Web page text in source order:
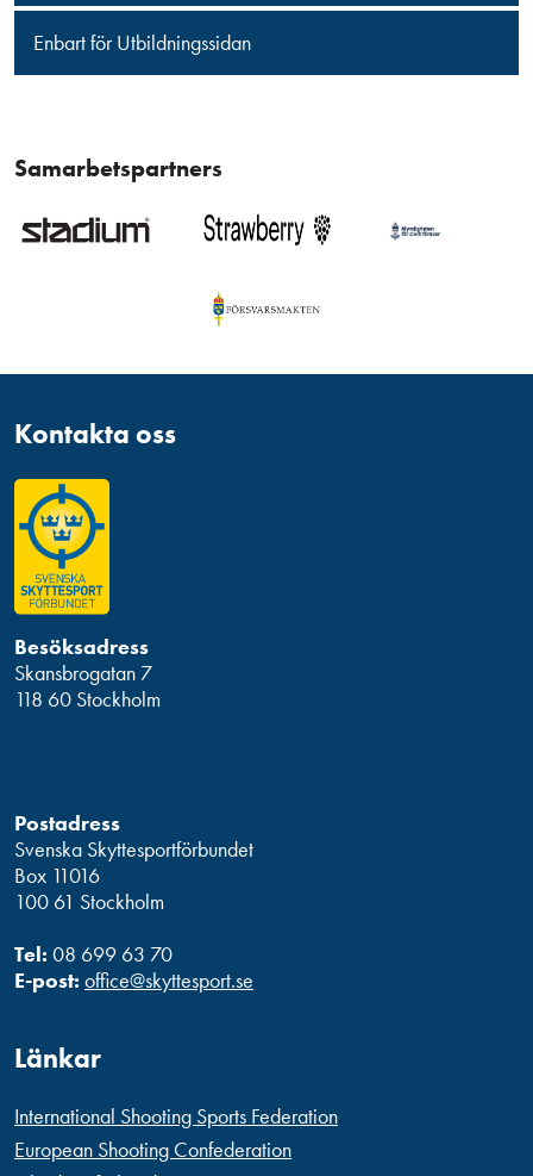
Enbart för Utbildningssidan
Samarbetspartners
Kontakta oss
Besöksadress
Skansbrogatan 7
118 60 Stockholm
Postadress
Svenska Skyttesportförbundet
Box 11016
100 61 Stockholm
Tel: 08 699 63 70
E-post: office@skyttesport.se
Länkar
International Shooting Sports Federation
European Shooting Confederation